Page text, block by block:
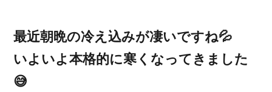
最近朝晩の冷え込みが凄いですね💦
いよいよ本格的に寒くなってきました
😅